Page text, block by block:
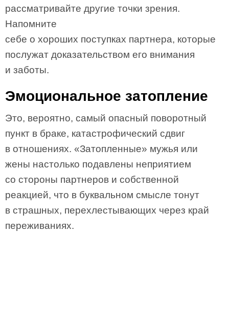
рассматривайте другие точки зрения.
Напомните
себе о хороших поступках партнера, которые
послужат доказательством его внимания
и заботы.
Эмоциональное затопление
Это, вероятно, самый опасный поворотный
пункт в браке, катастрофический сдвиг
в отношениях. «Затопленные» мужья или
жены настолько подавлены неприятием
со стороны партнеров и собственной
реакцией, что в буквальном смысле тонут
в страшных, перехлестывающих через край
переживаниях.